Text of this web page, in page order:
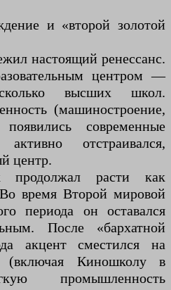
и «второй золотой
настоящий ренессанс.
центром —
высших школ.
(машиностроение,
современные
отстраивался,
центр.
расти как
время Второй мировой
периода он оставался
После «бархатной
акцент сместился на
(включая Киношколу в
промышленность